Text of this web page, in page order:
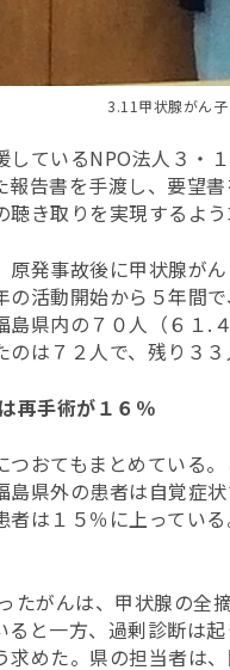
3.11甲状腺がん
ているNPO法人３・
告書を手渡し、要望
き取りを実現するよう
発事故後に甲状腺が
活動開始から５年間
県内の７０人（６１.
は７２人で、残り３
再手術が１６％
おてもまとめている
県外の患者は自覚症
者は１５％に上ってい
たがんは、甲状腺の全
と一方、過剰診断は
めた。県の担当者は、